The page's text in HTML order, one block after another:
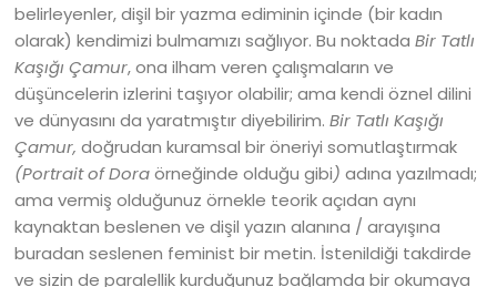
belirleyenler, dişil bir yazma ediminin içinde (bir kadın
olarak) kendimizi bulmamızı sağlıyor. Bu noktadaBir Tatlı
Kaşığı Çamur, ona ilham veren çalışmaların ve
düşüncelerin izlerini taşıyor olabilir; ama kendi öznel dilini
ve dünyasını da yaratmıştır diyebilirim.Bir Tatlı Kaşığı
Çamur, doğrudan kuramsal bir öneriyi somutlaştırmak
(Portrait of Doraörneğinde olduğu gibi)adına yazılmadı;
ama vermiş olduğunuz örnekle teorik açıdan aynı
kaynaktan beslenen ve dişil yazın alanına / arayışına
buradan seslenen feminist bir metin. İstenildiği takdirde
ve sizin de paralellik kurduğunuz bağlamda bir okumaya